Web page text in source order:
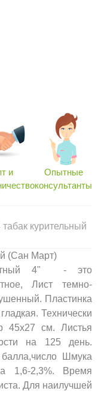
и
Опытные
консультанты
курительный
(Сан Март)
4" - это
Лист темно-
Пластинка
Технически
45x27 см. Листья
на 125 день.
Шмука
1,6-2,3%. Время
Для наилучшей